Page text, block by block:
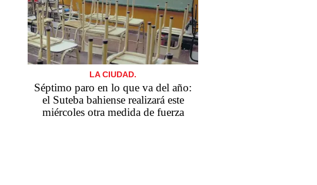
LA CIUDAD.
Séptimo paro en lo que va del año:
el Suteba bahiense realizará este
miércoles otra medida de fuerza